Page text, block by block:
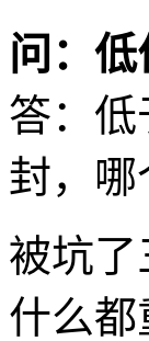
问：低
答：
封，
被坑
什么